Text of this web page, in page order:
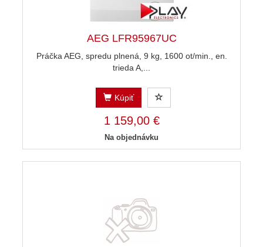
AEG LFR95967UC
Práčka AEG, spredu plnená, 9 kg, 1600 ot/min., en.
trieda A,...
Kúpiť
1 159,00 €
Na objednávku